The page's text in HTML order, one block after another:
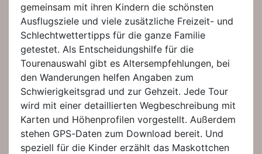
gemeinsam mit ihren Kindern die schönsten
Ausflugsziele und viele zusätzliche Freizeit- und
Schlechtwettertipps für die ganze Familie
getestet. Als Entscheidungshilfe für die
Tourenauswahl gibt es Altersempfehlungen, bei
den Wanderungen helfen Angaben zum
Schwierigkeitsgrad und zur Gehzeit. Jede Tour
wird mit einer detaillierten Wegbeschreibung mit
Karten und Höhenprofilen vorgestellt. Außerdem
stehen GPS-Daten zum Download bereit. Und
speziell für die Kinder erzählt das Maskottchen